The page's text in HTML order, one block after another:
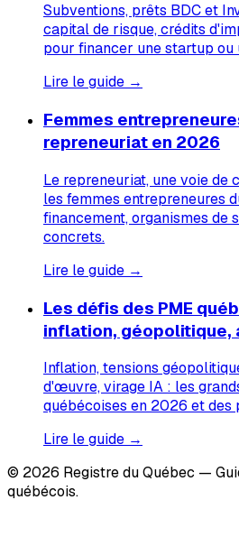
Subventions, prêts BDC et
capital de risque, crédits
pour financer une startup ou
Lire le guide →
Femmes
repreneuriat en 2026
Le repreneuriat, une voie de
les femmes entrepreneures
financement, organismes de
concrets.
Lire le guide →
Les défis des PME
inflation, géopolitique,
Inflation, tensions
d'œuvre, virage IA : les
québécoises en 2026 et
Lire le guide →
© 2026 Registre du Québec —
québécois.